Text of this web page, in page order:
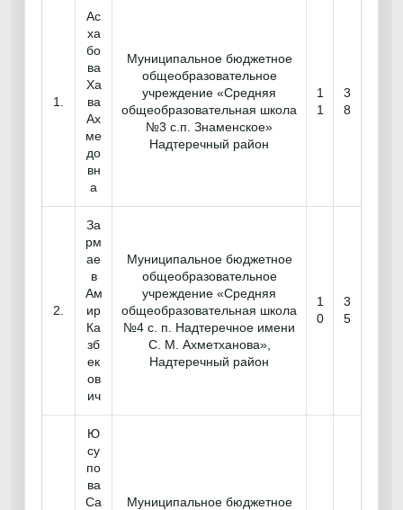
1.
Ас
ха
бо
ва
Ха
ва
Ах
ме
до
вн
а
Муниципальное бюджетное
общеобразовательное
учреждение «Средняя
общеобразовательная школа
№3 с.п. Знаменское»
Надтеречный район
1
1
3
8
2.
За
рм
ае
в
Ам
ир
Ка
зб
ек
ов
ич
Муниципальное бюджетное
общеобразовательное
учреждение «Средняя
общеобразовательная школа
№4 с. п. Надтеречное имени
С. М. Ахметханова»,
Надтеречный район
1
0
3
5
Ю
су
по
ва
Са
Муниципальное бюджетное